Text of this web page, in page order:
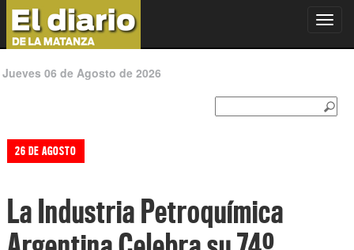
Jueves 06 de Agosto de 2026
26 DE AGOSTO
La Industria Petroquímica